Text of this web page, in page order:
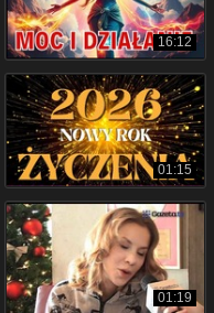
16:12
01:15
01:19